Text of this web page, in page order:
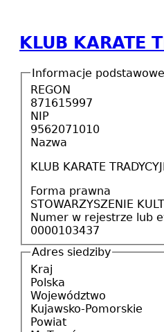
KLUB KARATE
Informacje podstawowe
REGON
871615997
NIP
9562071010
Nazwa
KLUB KARATE
Forma prawna
STOWARZYSZENIE
Numer w rejestrze lub
0000103437
Adres siedziby
Kraj
Polska
Województwo
Kujawsko-Pomorskie
Powiat